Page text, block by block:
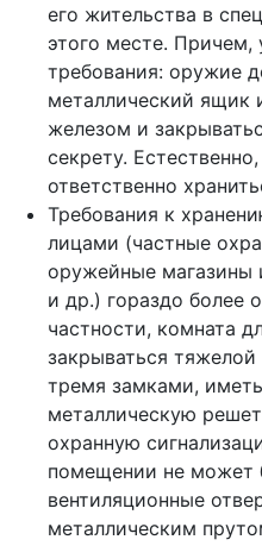
его жительства в
этого месте.
требования: оружие
металлический ящик
железом и
секрету.
ответственно
Требования к
лицами (частные
оружейные магазины
и др.) гораздо более
частности, комната
закрываться
тремя замками,
металлическую
охранную
помещении не может
вентиляционные
металлическим